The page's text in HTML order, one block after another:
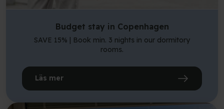
Budget stay in Copenhagen
SAVE 15% | Book min. 3 nights in our dormitory
rooms.
Läs mer